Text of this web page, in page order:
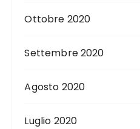
Ottobre 2020
Settembre 2020
Agosto 2020
Luglio 2020